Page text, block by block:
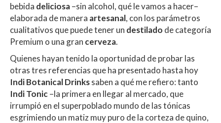
bebida deliciosa–sin alcohol, qué le vamos a hacer–
elaborada de manera artesanal, con los parámetros
cualitativos que puede tener un destilado de categoría
Premium o una gran cerveza.
Quienes hayan tenido la oportunidad de probar las
otras tres referencias que ha presentado hasta hoy
Indi Botanical Drinkssaben a qué me refiero: tanto
Indi Tonic–la primera en llegar al mercado, que
irrumpió en el superpoblado mundo de las tónicas
esgrimiendo un matiz muy puro de la corteza de quino,